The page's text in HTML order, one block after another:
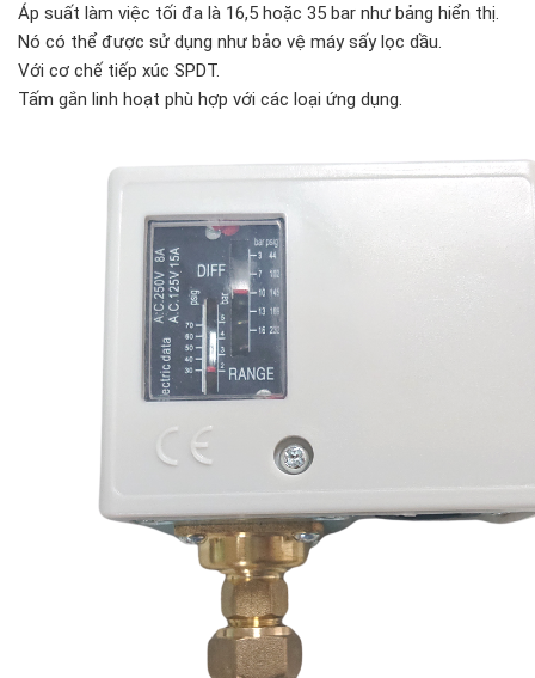
Áp suất làm việc tối đa là 16,5 hoặc 35 bar như bảng hiển thị.
Nó có thể được sử dụng như bảo vệ máy sấy lọc dầu.
Với cơ chế tiếp xúc SPDT.
Tấm gắn linh hoạt phù hợp với các loại ứng dụng.